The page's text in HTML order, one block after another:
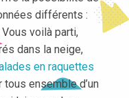
différents :
voilà parti,
dans la neige,
en raquettes
ensemble d’un